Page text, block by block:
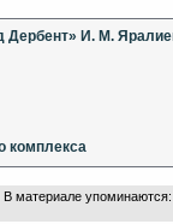
Дербент» И. М.
комплекса
В материале упоминаются: